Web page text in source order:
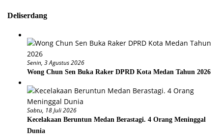
Deliserdang
Senin, 3 Agustus 2026
Wong Chun Sen Buka Raker DPRD Kota Medan Tahun 2026
Sabtu, 18 Juli 2026
Kecelakaan Beruntun Medan Berastagi. 4 Orang Meninggal
Dunia